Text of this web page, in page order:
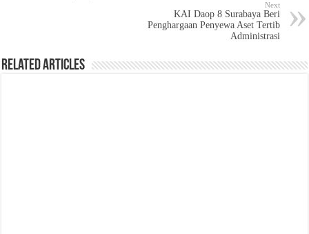
Next
KAI Daop 8 Surabaya Beri
Penghargaan Penyewa Aset Tertib
Administrasi
Related Articles